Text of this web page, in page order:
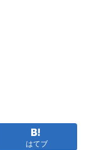
はてブ